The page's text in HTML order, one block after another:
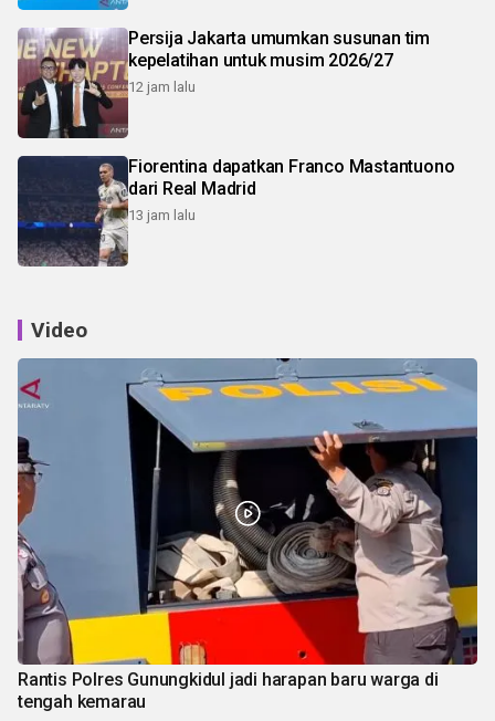
Persija Jakarta umumkan susunan tim
kepelatihan untuk musim 2026/27
12 jam lalu
Fiorentina dapatkan Franco Mastantuono
dari Real Madrid
13 jam lalu
Video
Rantis Polres Gunungkidul jadi harapan baru warga di
tengah kemarau